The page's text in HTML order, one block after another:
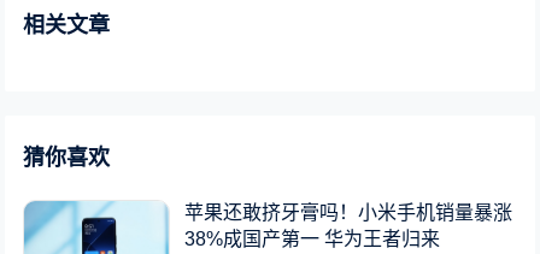
相关文章
猜你喜欢
苹果还敢挤牙膏吗！小米手机销量暴涨
38%成国产第一 华为王者归来